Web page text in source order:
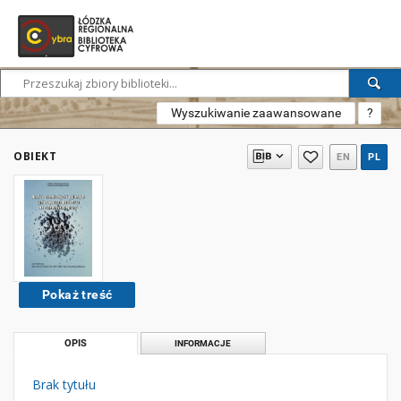
Wyszukiwanie zaawansowane ?
OBIEKT EN PL
Pokaż treść
OPIS INFORMACJE
Brak tytułu